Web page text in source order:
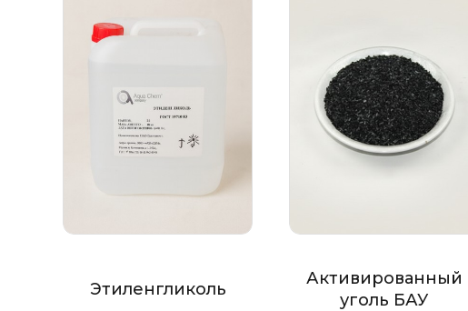
Этиленгликоль
Активированный
уголь БАУ